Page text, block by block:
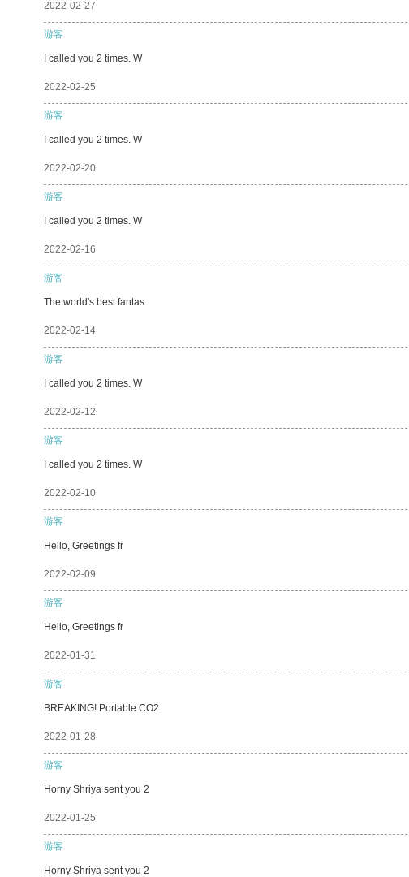
2022-02-27
游客
I called you 2 times. W
2022-02-25
游客
I called you 2 times. W
2022-02-20
游客
I called you 2 times. W
2022-02-16
游客
The world's best fantas
2022-02-14
游客
I called you 2 times. W
2022-02-12
游客
I called you 2 times. W
2022-02-10
游客
Hello, Greetings fr
2022-02-09
游客
Hello, Greetings fr
2022-01-31
游客
BREAKING! Portable CO2
2022-01-28
游客
Horny Shriya sent you 2
2022-01-25
游客
Horny Shriya sent you 2